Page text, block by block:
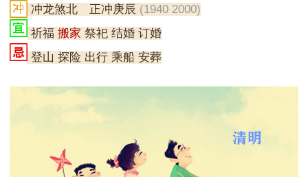
冲龙煞北 正冲庚辰 (1940 2000)
祈福 搬家 祭祀 结婚 订婚
登山 探险 出行 乘船 安葬